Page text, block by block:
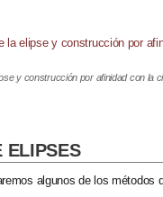
y construcción por afinidad con la
ELIPSES
algunos de los métodos